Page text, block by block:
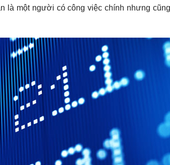
là một người có công việc chính nhưng